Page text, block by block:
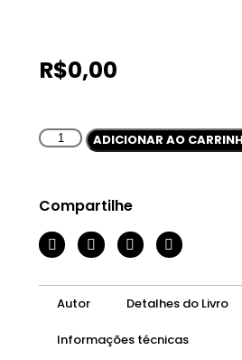
R$0,00
ADICIONAR AO
Compartilhe
Autor Detalhes do Livro
Informações técnicas